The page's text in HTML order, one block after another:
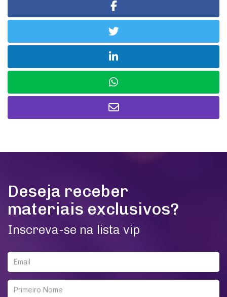
Deseja receber
materiais exclusivos?
Inscreva-se na lista vip